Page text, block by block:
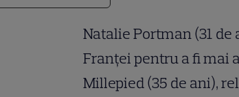
Natalie Portman (31
Franţei pentru a fi mai
Millepied (35 de ani),